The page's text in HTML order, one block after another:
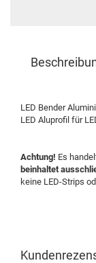
LED Bender
LED Aluprofil für
Achtung! Es
beinhaltet
keine LED-Strips